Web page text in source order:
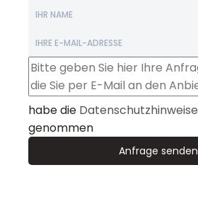
habe die Datenschutzhinweise
genommen